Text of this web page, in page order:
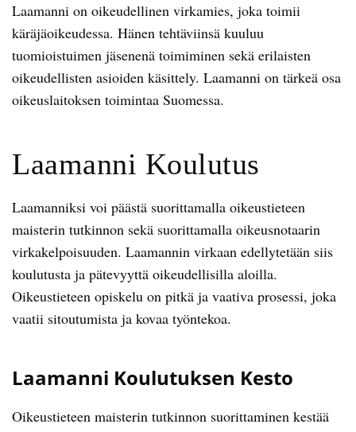
Laamanni on oikeudellinen virkamies, joka toimii
käräjäoikeudessa. Hänen tehtäviinsä kuuluu
tuomioistuimen jäsenenä toimiminen sekä erilaisten
oikeudellisten asioiden käsittely. Laamanni on tärkeä osa
oikeuslaitoksen toimintaa Suomessa.
Laamanni Koulutus
Laamanniksi voi päästä suorittamalla oikeustieteen
maisterin tutkinnon sekä suorittamalla oikeusnotaarin
virkakelpoisuuden. Laamannin virkaan edellytetään siis
koulutusta ja pätevyyttä oikeudellisilla aloilla.
Oikeustieteen opiskelu on pitkä ja vaativa prosessi, joka
vaatii sitoutumista ja kovaa työntekoa.
Laamanni Koulutuksen Kesto
Oikeustieteen maisterin tutkinnon suorittaminen kestää